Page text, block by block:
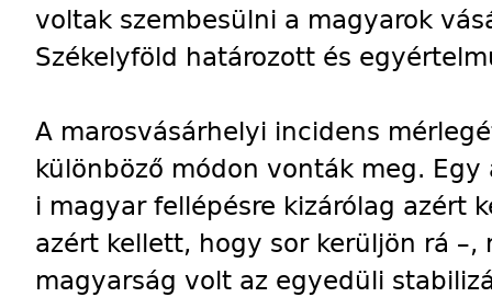
voltak szembesülni a magyarok
Székelyföld határozott és
A marosvásárhelyi incidens
különböző módon vonták meg.
i magyar fellépésre kizárólag azért
azért kellett, hogy sor kerüljön rá –,
magyarság volt az egyedüli